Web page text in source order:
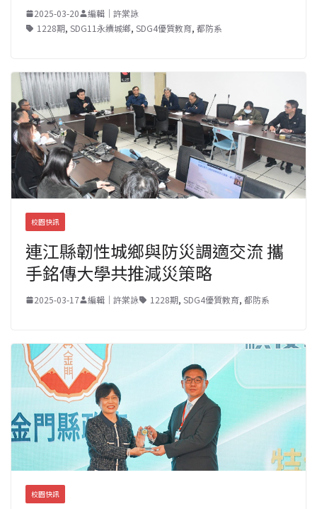
2025-03-20
編輯｜許棠詠
1228期, SDG11永續城鄉, SDG4優質教育, 都防系
校園快訊
連江縣韌性城鄉與防災調適交流 攜
手銘傳大學共推減災策略
2025-03-17 編輯｜許棠詠 1228期, SDG4優質教育, 都防系
校園快訊